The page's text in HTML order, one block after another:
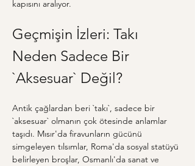
kapısını aralıyor.
Geçmişin İzleri: Takı
Neden Sadece Bir
`Aksesuar` Değil?
Antik çağlardan beri `takı`, sadece bir
`aksesuar` olmanın çok ötesinde anlamlar
taşıdı. Mısır'da firavunların gücünü
simgeleyen tılsımlar, Roma'da sosyal statüyü
belirleyen broşlar, Osmanlı'da sanat ve